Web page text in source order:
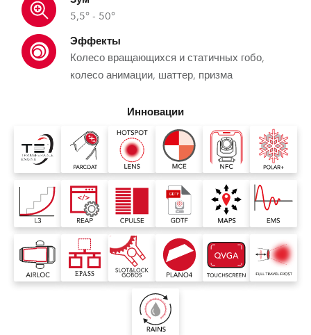
5,5° - 50°
Эффекты
Колесо вращающихся и статичных гобо,
колесо анимации, шаттер, призма
Инновации